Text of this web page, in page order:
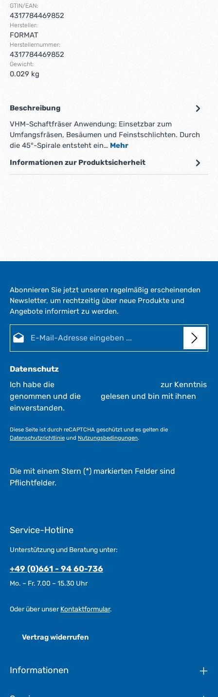
GTIN/EAN:
4317784469852
Hersteller:
FORMAT
Herstellernummer:
4317784469852
Gewicht:
0.029 kg
Beschreibung
VHM-Schaftfräser Anwendung: Einsetzbar zum
Umfangsfräsen, Besäumen und Feinstschlichten. Durch
die 45°-Spirale entsteht ein… Mehr
Informationen zur Produktsicherheit
Abonnieren Sie jetzt unseren regelmäßig erscheinenden
Newsletter, um rechtzeitig über neue Produkte und
Angebote informiert zu werden.
Datenschutz
Ich habe die
zur Kenntnis
genommen und die
gelesen und bin mit ihnen
einverstanden.
Diese Seite ist durch reCAPTCHA geschützt und es gelten die
Datenschutzrichtlinie und Nutzungsbedingungen.
Die mit einem Stern (*) markierten Felder sind
Pflichtfelder.
Service-Hotline
Unterstützung und Beratung unter:
+49 (0)661 - 94 60-736
Mo. – Fr. 7.00 – 15.30 Uhr
Oder über unserKontaktformular.
Vertrag widerrufen
Informationen